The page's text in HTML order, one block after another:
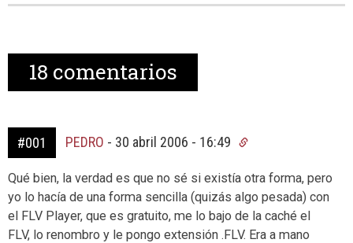
18 comentarios
#001 PEDRO - 30 abril 2006 - 16:49
Qué bien, la verdad es que no sé si existía otra forma, pero
yo lo hacía de una forma sencilla (quizás algo pesada) con
el FLV Player, que es gratuito, me lo bajo de la caché el
FLV, lo renombro y le pongo extensión .FLV. Era a mano